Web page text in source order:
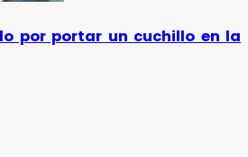
por portar un cuchillo en la